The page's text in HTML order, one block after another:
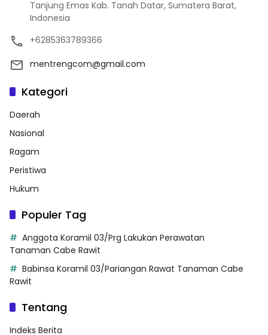
Tanjung Emas Kab. Tanah Datar, Sumatera Barat,
Indonesia
+6285363789366
mentrengcom@gmail.com
Kategori
Daerah
Nasional
Ragam
Peristiwa
Hukum
Populer Tag
Anggota Koramil 03/Prg Lakukan Perawatan
Tanaman Cabe Rawit
Babinsa Koramil 03/Pariangan Rawat Tanaman Cabe
Rawit
Tentang
Indeks Berita